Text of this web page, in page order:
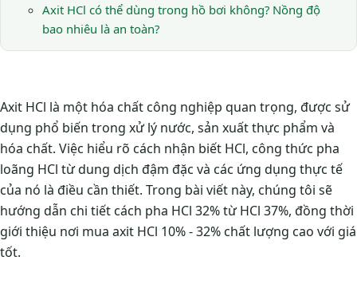
Axit HCl có thể dùng trong hồ bơi không? Nồng độ
bao nhiêu là an toàn?
Axit HCl là một hóa chất công nghiệp quan trọng, được sử
dụng phổ biến trong xử lý nước, sản xuất thực phẩm và
hóa chất. Việc hiểu rõ cách nhận biết HCl, công thức pha
loãng HCl từ dung dịch đậm đặc và các ứng dụng thực tế
của nó là điều cần thiết. Trong bài viết này, chúng tôi sẽ
hướng dẫn chi tiết cách pha HCl 32% từ HCl 37%, đồng thời
giới thiệu nơi mua axit HCl 10% - 32% chất lượng cao với giá
tốt.